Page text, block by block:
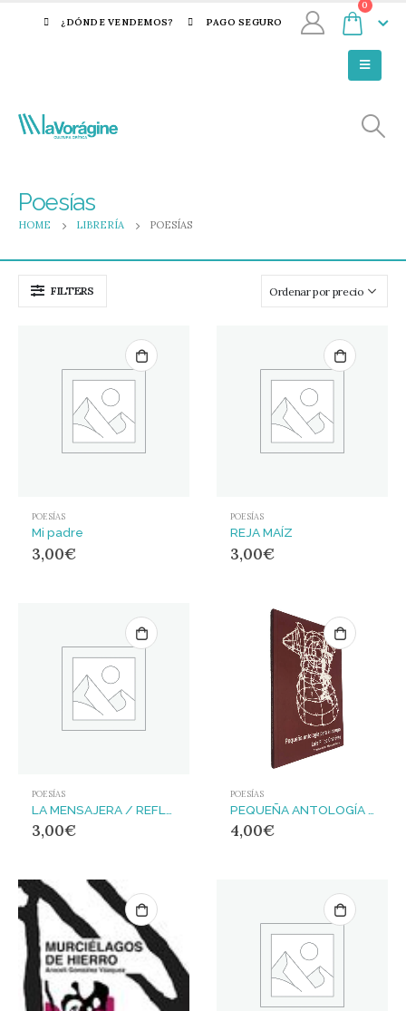
¿DÓNDE VENDEMOS? PAGO SEGURO
0
Poesías
HOME LIBRERÍA POESÍAS
FILTERS
POESÍAS
Mi padre
3,00€
POESÍAS
REJA MAÍZ
3,00€
POESÍAS
3,00€
POESÍAS
4,00€